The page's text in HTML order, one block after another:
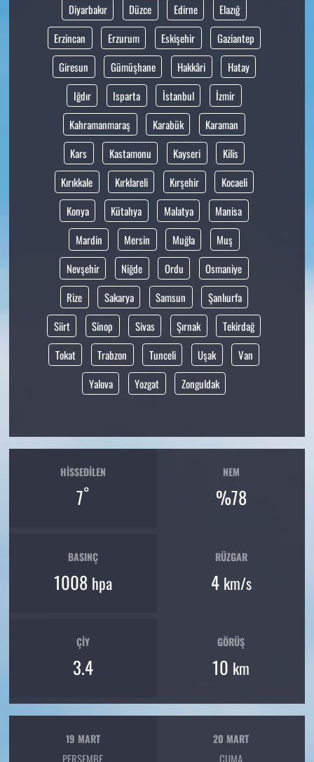
Diyarbakır
Düzce Edirne
Elazığ
Erzincan
Erzurum Eskişehir
Gaziantep
Giresun
Gümüşhane Hakkâri
Hatay
Iğdır
Isparta İstanbul
İzmir
Kahramanmaraş
Karabük
Karaman
Kars
Kastamonu Kayseri
Kilis
Kırıkkale
Kırklareli Kırşehir
Kocaeli
Konya
Kütahya Malatya
Manisa
Mardin
Mersin Muğla
Muş
Nevşehir
Niğde Ordu
Osmaniye
Rize
Sakarya Samsun
Şanlıurfa
Siirt
Sinop Sivas Şırnak
Tekirdağ
Tokat
Trabzon Tunceli Uşak
Van
Yalova
Yozgat Zonguldak
HISSEDILEN
7°
NEM
%78
BASINÇ
1008 hpa
RÜZGAR
4 km/s
ÇIY
3.4
GÖRÜŞ
10 km
19 MART
PERŞEMBE
20 MART
CUMA